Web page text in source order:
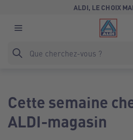
ALDI, LE CHOIX
Cette semaine
ALDI-magasin